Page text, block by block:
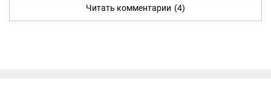
Читать комментарии (4)